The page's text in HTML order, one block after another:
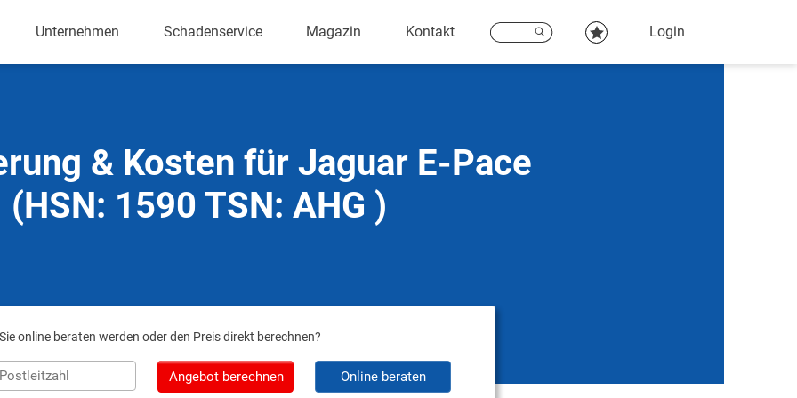
Unternehmen Schadenservice Magazin Kontakt Login
& Kosten für Jaguar E-Pace
(HSN: 1590 TSN: AHG )
online beraten werden oder den Preis direkt berechnen?
Angebot berechnen Online beraten